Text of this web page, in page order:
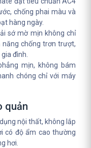
chống phai màu và
hàng ngày.
sớ mờ mịn không chỉ
chống trơn trượt,
đình.
mịn, không bám
chóng chỉ với máy
quản
nội thất, không lắp
có độ ẩm cao thường
hơi.